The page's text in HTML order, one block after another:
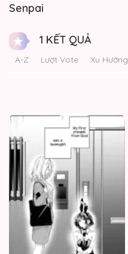
Senpai
1 KẾT QUẢ
A-Z Lượt Vote Xu Hướng